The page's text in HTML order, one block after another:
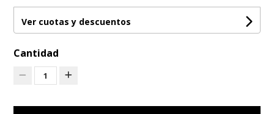
Ver cuotas y descuentos
Cantidad
1